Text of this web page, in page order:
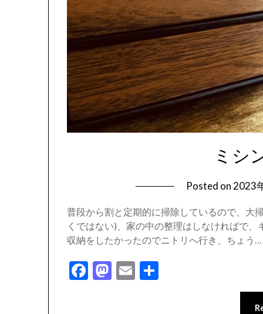
ミシ
Posted on 2023
普段から割と定期的に掃除しているので、大
くではない)、家の中の整理はしなければで
収納をしたかったのでニトリへ行き、ちょう…
Facebook
Mastodon
Email